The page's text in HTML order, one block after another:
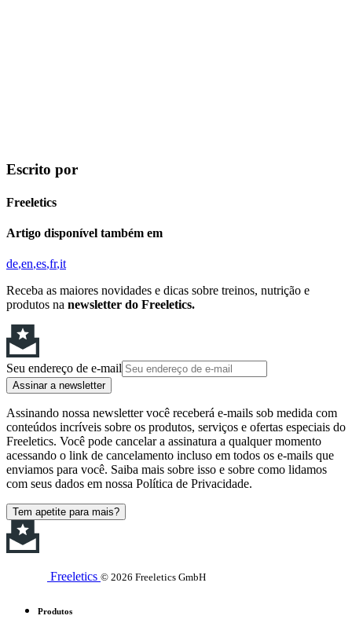
Escrito por
Freeletics
Artigo disponível também em
de en es fr it
Receba as maiores novidades e dicas sobre treinos, nutrição e
produtos na newsletter do Freeletics.
Seu endereço de e-mail
Assinar a newsletter
Assinando nossa newsletter você receberá e-mails sob medida com
conteúdos incríveis sobre os produtos, serviços e ofertas especiais do
Freeletics. Você pode cancelar a assinatura a qualquer momento
acessando o link de cancelamento incluso em todos os e-mails que
enviamos para você. Saiba mais sobre isso e sobre como lidamos
com seus dados em nossa Política de Privacidade.
Tem apetite para mais?
Freeletics © 2026 Freeletics GmbH
Produtos